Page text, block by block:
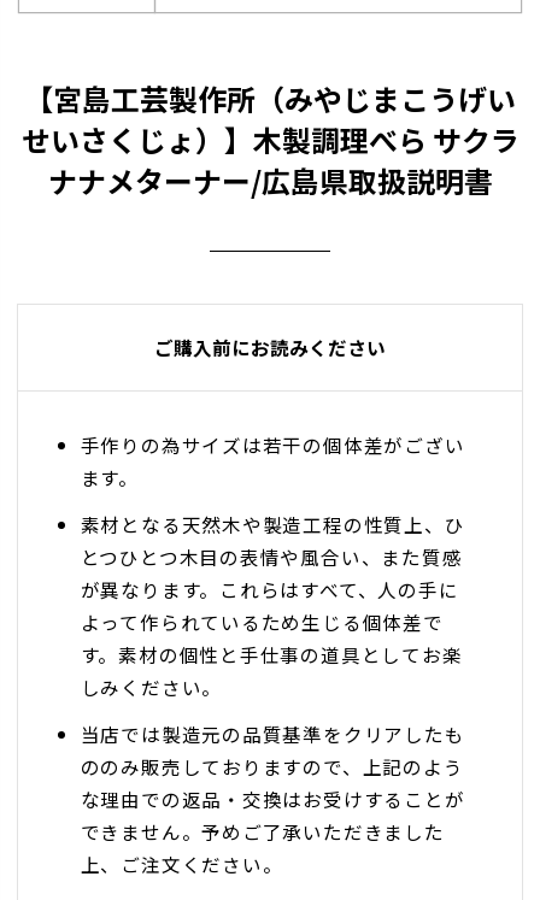
【宮島工芸製作所（みやじまこうげい
せいさくじょ）】木製調理べら サクラ
ナナメターナー/広島県取扱説明書
ご購入前にお読みください
手作りの為サイズは若干の個体差がござい
ます。
素材となる天然木や製造工程の性質上、ひ
とつひとつ木目の表情や風合い、また質感
が異なります。これらはすべて、人の手に
よって作られているため生じる個体差で
す。素材の個性と手仕事の道具としてお楽
しみください。
当店では製造元の品質基準をクリアしたも
ののみ販売しておりますので、上記のよう
な理由での返品・交換はお受けすることが
できません。予めご了承いただきました
上、ご注文ください。